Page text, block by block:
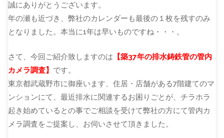
誠にありがとうございます。
年の瀬も近づき、弊社のカレンダーも最後の１枚を残すのみ
となりました。本当に1年は早いものですね・・・。
さて、今回ご紹介致しますのは 【築37年の排水鋳鉄管の管内
カメラ調査】 です。
東京都武蔵野市に御座います、住居・店舗がある7階建てのマ
ンションにて、最近排水に関連するお困りごとが、チラホラ
起き始めているとの事でご相談を受けて弊社の方にて管内カ
メラ調査をご提案し、お伺いさせて頂きました。